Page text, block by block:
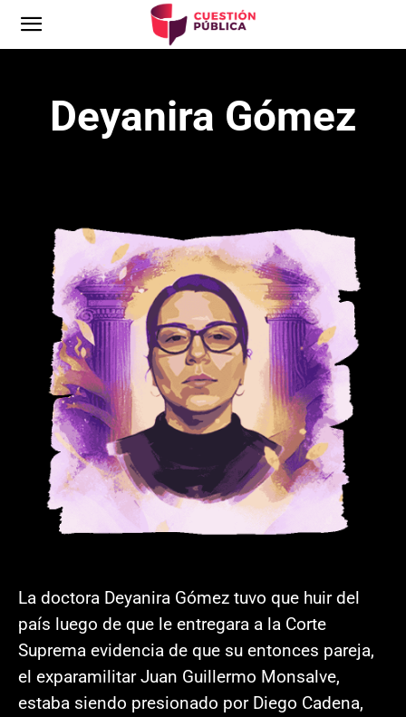
Deyanira Gómez
La doctora Deyanira Gómez tuvo que huir del
país luego de que le entregara a la Corte
Suprema evidencia de que su entonces pareja,
el exparamilitar Juan Guillermo Monsalve,
estaba siendo presionado por Diego Cadena,